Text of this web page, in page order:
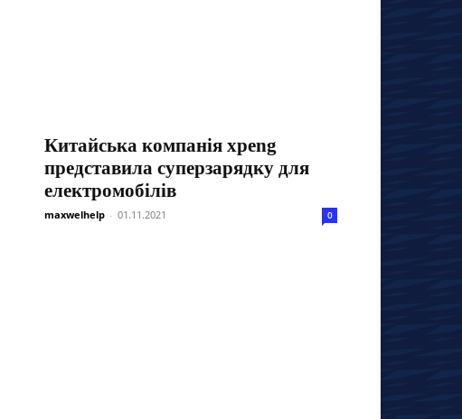
Китайська компанія xpeng
представила суперзарядку для
електромобілів
maxwelhelp - 01.11.2021 0